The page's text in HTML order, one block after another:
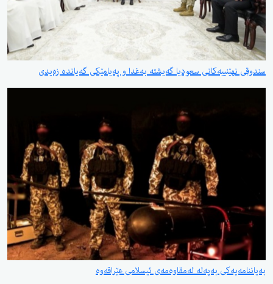
سندوقی نهێنییەكانی سعودیا گەیشتە بەغدا و پەیامێكی گەیاندە زەیدی
بەیاننامەیەكی بەپەلە لەمقاوەمەی ئیسلامی عێراقەوە